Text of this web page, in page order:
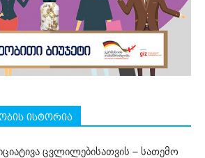
ისტორია
ცვლილებისათვის – სათემო